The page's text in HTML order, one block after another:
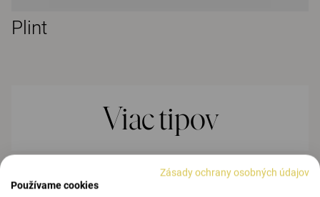
Plint
Viac tipov
VYUŽITE JEDÁLEŇ NIELEN PRE STRAVOVANIE
Zásady ochrany osobných údajov
Používame cookies